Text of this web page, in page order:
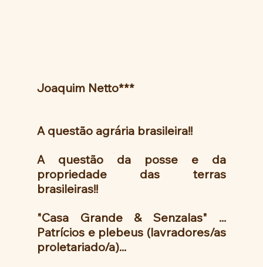
Joaquim Netto***
A questão agrária brasileira!!
A questão da posse e da
propriedade das terras
brasileiras!!
"Casa Grande & Senzalas" ...
Patrícios e plebeus (lavradores/as
proletariado/a)...